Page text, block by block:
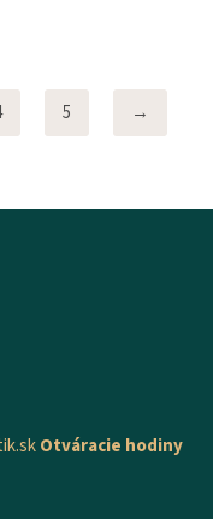
5 →
Otváracie hodiny